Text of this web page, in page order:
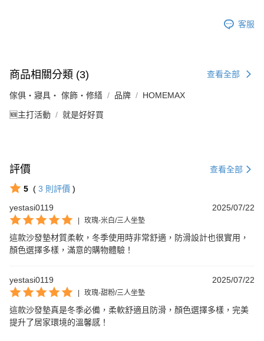
客服
商品相關分類 (3) 查看全部
傢俱・寢具・ 傢飾・修繕 品牌 HOMEMAX
🆕主打活動 就是好好買
評價 查看全部
5 ( 3 則評價 )
yestasi0119
2025/07/22
玫瑰-米白/三人坐墊
這款沙發墊材質柔軟，冬季使用時非常舒適，防滑設計也很實用，
顏色選擇多樣，滿意的購物體驗！
yestasi0119 2025/07/22
玫瑰-甜粉/三人坐墊
這款沙發墊真是冬季必備，柔軟舒適且防滑，顏色選擇多樣，完美
提升了居家環境的溫馨感！